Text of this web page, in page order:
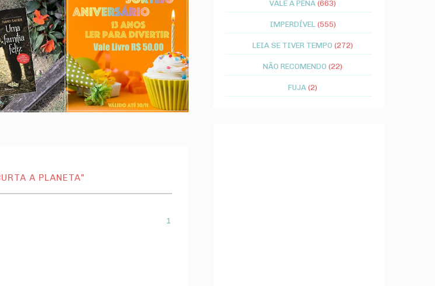
A PLANETA"
VALE A PENA (663)
IMPERDÍVEL (555)
LEIA SE TIVER TEMPO (272)
NÃO RECOMENDO (22)
FUJA (2)